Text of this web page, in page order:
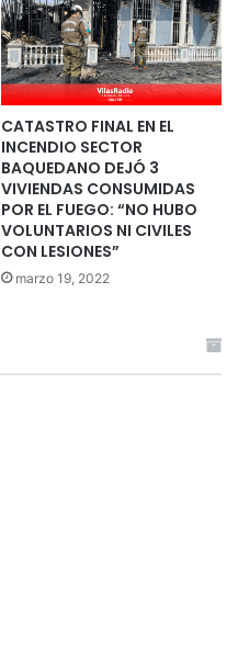
CATASTRO FINAL EN EL
INCENDIO SECTOR
BAQUEDANO DEJÓ 3
VIVIENDAS CONSUMIDAS
POR EL FUEGO: “NO HUBO
VOLUNTARIOS NI CIVILES
CON LESIONES”
marzo 19, 2022